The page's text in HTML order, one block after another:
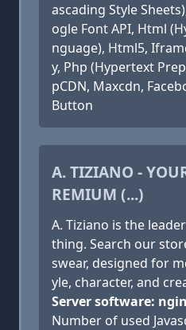
ascading Style
ogle Font API, Html
nguage), Html5,
y, Php (Hypertext
pCDN, Maxcdn,
Button
A. TIZIANO -
REMIUM (...)
A. Tiziano is the
thing. Search our
swear, designed for
yle, character, and
Server software:
Number of used